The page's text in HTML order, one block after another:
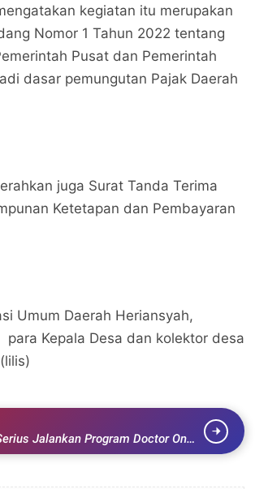
kegiatan itu merupakan
Nomor 1 Tahun 2022 tentang
Pusat dan Pemerintah
dasar pemungutan Pajak Daerah
juga Surat Tanda Terima
Ketetapan dan Pembayaran
Umum Daerah Heriansyah,
Kepala Desa dan kolektor desa
Jalankan Program Doctor On